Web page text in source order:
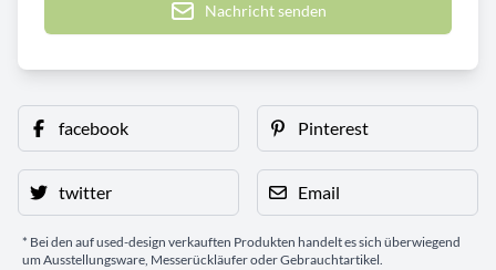
Nachricht senden
facebook Pinterest
twitter Email
* Bei den auf used-design verkauften Produkten handelt es sich überwiegend
um Ausstellungsware, Messerückläufer oder Gebrauchtartikel.